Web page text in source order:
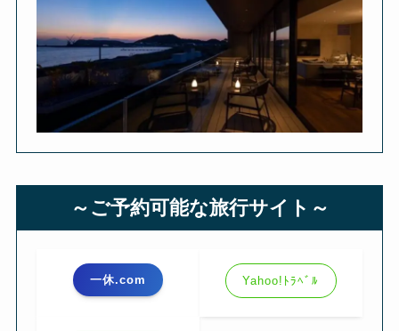
～ご予約可能な旅行サイト～
一休.com Yahoo!ﾄﾗﾍﾞﾙ